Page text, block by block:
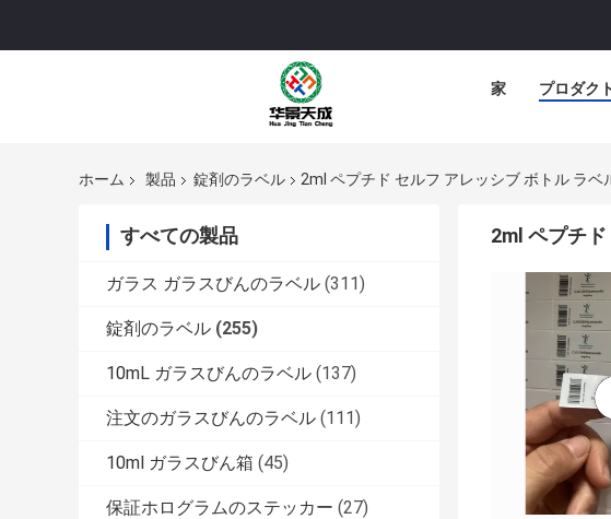
家 プロダク
ホーム 製品 錠剤のラベル 2ml ペプチド セルフ アレッシブ ボトル ラベ
すべての製品
ガラス ガラスびんのラベル (311)
錠剤のラベル (255)
10mL ガラスびんのラベル (137)
注文のガラスびんのラベル (111)
10ml ガラスびん箱 (45)
保証ホログラムのステッカー (27)
2ml ペプチ